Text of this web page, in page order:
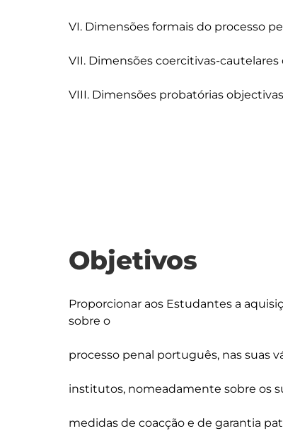
VI. Dimensões formais do processo
VII. Dimensões coercitivas-
VIII. Dimensões probatórias
Objetivos
Proporcionar aos Estudantes a
sobre o
processo penal português, nas suas
institutos, nomeadamente sobre os
medidas de coacção e de garantia